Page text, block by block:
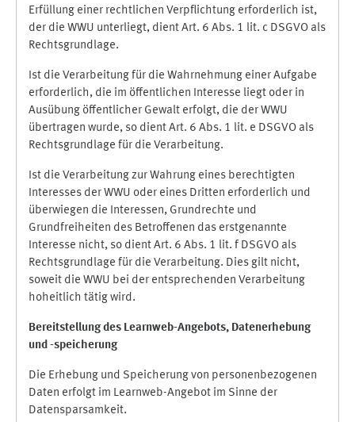
Erfüllung einer rechtlichen Verpflichtung erforderlich ist,
der die WWU unterliegt, dient Art. 6 Abs. 1 lit. c DSGVO als
Rechtsgrundlage.
Ist die Verarbeitung für die Wahrnehmung einer Aufgabe
erforderlich, die im öffentlichen Interesse liegt oder in
Ausübung öffentlicher Gewalt erfolgt, die der WWU
übertragen wurde, so dient Art. 6 Abs. 1 lit. e DSGVO als
Rechtsgrundlage für die Verarbeitung.
Ist die Verarbeitung zur Wahrung eines berechtigten
Interesses der WWU oder eines Dritten erforderlich und
überwiegen die Interessen, Grundrechte und
Grundfreiheiten des Betroffenen das erstgenannte
Interesse nicht, so dient Art. 6 Abs. 1 lit. f DSGVO als
Rechtsgrundlage für die Verarbeitung. Dies gilt nicht,
soweit die WWU bei der entsprechenden Verarbeitung
hoheitlich tätig wird.
Bereitstellung des Learnweb-Angebots, Datenerhebung
und -speicherung
Die Erhebung und Speicherung von personenbezogenen
Daten erfolgt im Learnweb-Angebot im Sinne der
Datensparsamkeit.